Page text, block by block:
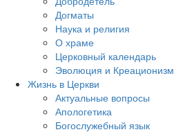
Догматы
Наука и религия
О храме
Церковный календарь
Эволюция и Креационизм
Жизнь в Церкви
Актуальные вопросы
Апологетика
Богослужебный язык